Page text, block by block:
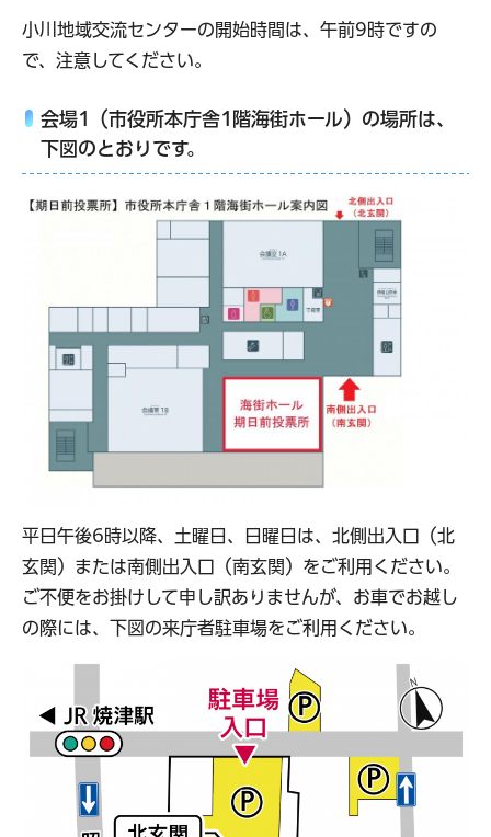
小川地域交流センターの開始時間は、午前9時ですの
で、注意してください。
会場1（市役所本庁舎1階海街ホール）の場所は、
下図のとおりです。
平日午後6時以降、土曜日、日曜日は、北側出入口（北
玄関）または南側出入口（南玄関）をご利用ください。
ご不便をお掛けして申し訳ありませんが、お車でお越し
の際には、下図の来庁者駐車場をご利用ください。